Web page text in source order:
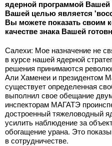
ядерной программой
Вашей целью является
Вы можете показать своим
качестве знака Вашей
Салехи: Мое назначение не
в курсе нашей ядерной
решения принимаются
Али Хаменеи и президентом
существует определенная
выполнил свое обещание
инспекторам МАГАТЭ
достроенный тяжеловодный
усилить наблюдение за
обогащение урана. Это
в сотрудничестве.